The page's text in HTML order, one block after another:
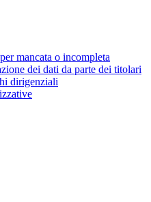
mancata o incompleta
dei dati da parte dei titolari
dirigenziali